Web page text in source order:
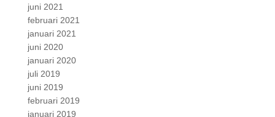
juni 2021
februari 2021
januari 2021
juni 2020
januari 2020
juli 2019
juni 2019
februari 2019
januari 2019